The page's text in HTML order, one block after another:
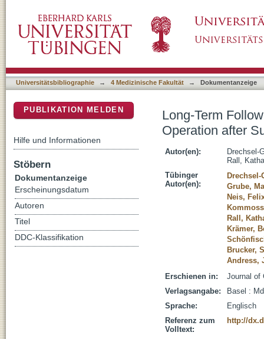
Endometriosis
Universitätsbibliographie → 4 Medizinische Fakultät → Dokumentanzeige
Long-Term
Operation after
Autor(en):
Drechsel-
Rall,
Tübinger
Autor(en):
Grube,
Neis,
Rall,
Krämer,
Brucker,
Andress,
Erschienen in:
Journal of
Verlagsangabe:
Basel :
Sprache:
Englisch
Referenz zum
Volltext:
http://
PUBLIKATION MELDEN
Hilfe und Informationen
Stöbern
Dokumentanzeige
Erscheinungsdatum
Autoren
Titel
DDC-Klassifikation